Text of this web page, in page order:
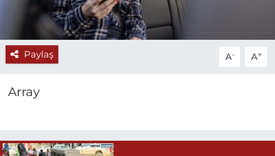
Paylaş A- A+
Array